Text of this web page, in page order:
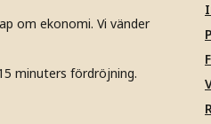
om ekonomi. Vi vänder
minuters fördröjning.